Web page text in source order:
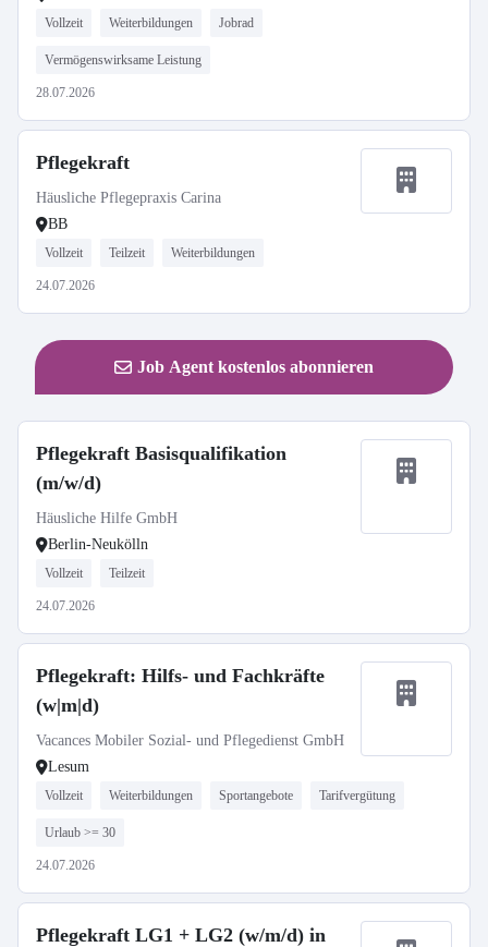
Vollzeit Weiterbildungen Jobrad
Vermögenswirksame Leistung
28.07.2026
Pflegekraft
Häusliche Pflegepraxis Carina
BB
Vollzeit Teilzeit Weiterbildungen
24.07.2026
Job Agent kostenlos abonnieren
Pflegekraft Basisqualifikation
(m/w/d)
Häusliche Hilfe GmbH
Berlin-Neukölln
Vollzeit Teilzeit
24.07.2026
Pflegekraft: Hilfs- und Fachkräfte
(w|m|d)
Vacances Mobiler Sozial- und Pflegedienst GmbH
Lesum
Vollzeit Weiterbildungen Sportangebote Tarifvergütung
Urlaub >= 30
24.07.2026
Pflegekraft LG1 + LG2 (w/m/d) in